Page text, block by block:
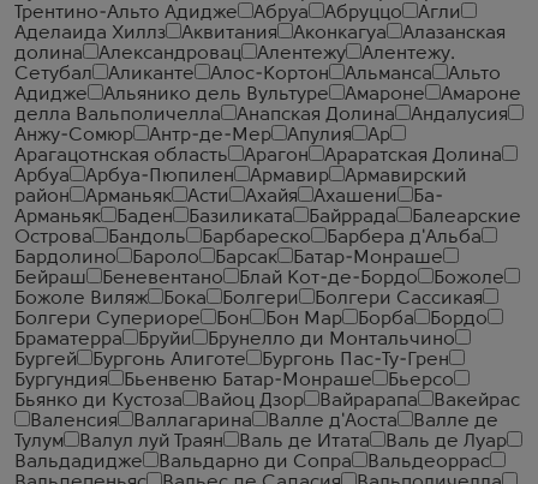
Трентино-Альто Адидже
Абруа Абруццо
Агли
Аделаида Хиллз
Аквитания Аконкагуа
Алазанская
долина
Александровац Алентежу
Алентежу.
Сетубал
Аликанте Алос-Кортон Альманса
Альто
Адидже
Альянико дель Вультуре Амароне
Амароне
делла Вальполичелла
Анапская Долина
Андалусия
Анжу-Сомюр
Антр-де-Мер Апулия
Ар
Арагацотнская область
Арагон
Араратская Долина
Арбуа
Арбуа-Пюпилен Армавир
Армавирский
район
Арманьяк Асти Ахайя Ахашени
Ба-
Арманьяк
Баден Базиликата Байррада
Балеарские
Острова
Бандоль Барбареско
Барбера д'Альба
Бардолино
Бароло Барсак
Батар-Монраше
Бейраш
Беневентано Блай Кот-де-Бордо
Божоле
Божоле Виляж
Бока Болгери
Болгери Сассикая
Болгери Супериоре
Бон Бон Мар Борба
Бордо
Браматерра
Бруйи
Брунелло ди Монтальчино
Бургей
Бургонь Алиготе
Бургонь Пас-Ту-Грен
Бургундия
Бьенвеню Батар-Монраше
Бьерсо
Бьянко ди Кустоза
Вайоц Дзор Вайрарапа
Вакейрас
Валенсия
Валлагарина Валле д'Аоста
Валле де
Тулум
Валул луй Траян Валь де Итата
Валь де Луар
Вальдадидже
Вальдарно ди Сопра
Вальдеоррас